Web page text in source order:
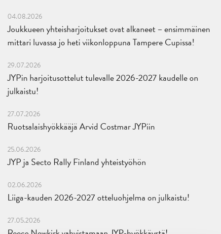
04.08.2026
Joukkueen yhteisharjoitukset ovat alkaneet – ensimmäinen
mittari luvassa jo heti viikonloppuna Tampere Cupissa!
29.07.2026
JYPin harjoitusottelut tulevalle 2026-2027 kaudelle on
julkaistu!
27.07.2026
Ruotsalaishyökkääjä Arvid Costmar JYPiin
25.06.2026
JYP ja Secto Rally Finland yhteistyöhön
02.06.2026
Liiga-kauden 2026-2027 otteluohjelma on julkaistu!
27.05.2026